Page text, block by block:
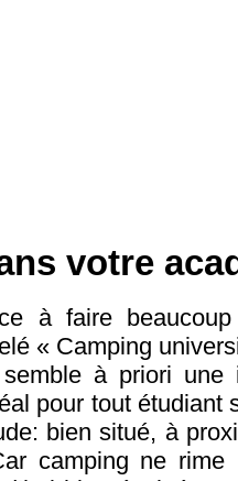
votre
à faire
« Camping
à priori une
pour tout étudiant
bien situé, à
camping ne